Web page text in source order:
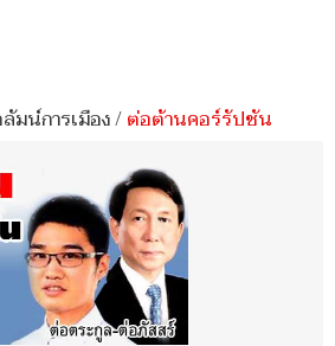
มน์การเมือง/ต่อต้านคอร์รัปชัน